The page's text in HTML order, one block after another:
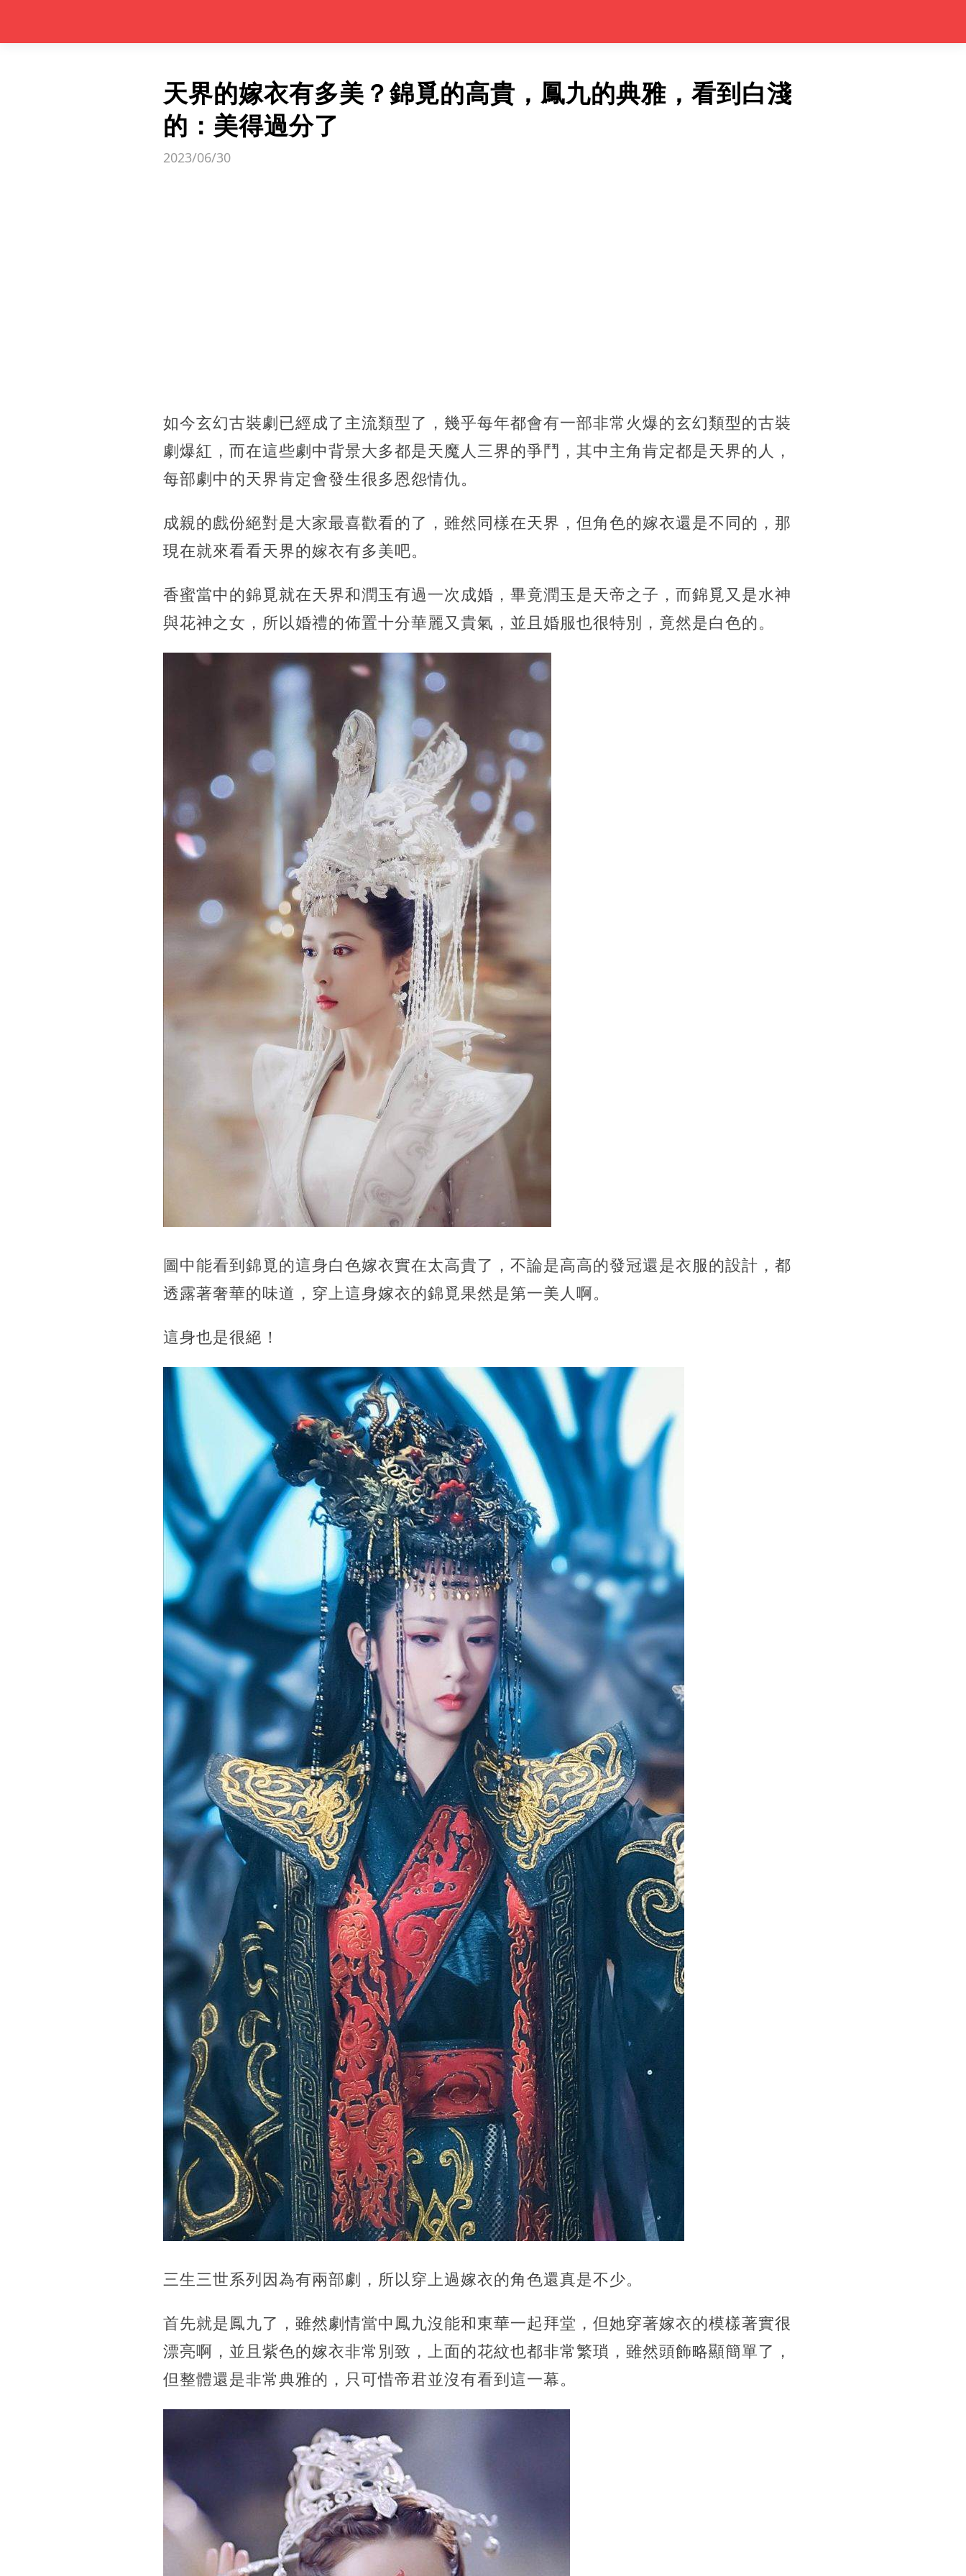
天界的嫁衣有多美？錦覓的高貴，鳳九的典雅，看到白淺
的：美得過分了
2023/06/30
如今玄幻古裝劇已經成了主流類型了，幾乎每年都會有一部非常火爆的玄幻類型的古裝
劇爆紅，而在這些劇中背景大多都是天魔人三界的爭鬥，其中主角肯定都是天界的人，
每部劇中的天界肯定會發生很多恩怨情仇。
成親的戲份絕對是大家最喜歡看的了，雖然同樣在天界，但角色的嫁衣還是不同的，那
現在就來看看天界的嫁衣有多美吧。
香蜜當中的錦覓就在天界和潤玉有過一次成婚， 畢竟潤玉是天帝之子，而錦覓又是水神
與花神之女，所以婚禮的佈置十分華麗又貴氣，並且婚服也很特別，竟然是白色的。
圖中能看到錦覓的這身白色嫁衣實在太高貴了，不論是高高的發冠還是衣服的設計，都
透露著奢華的味道，穿上這身嫁衣的錦覓果然是第一美人啊。
這身也是很絕！
三生三世系列因為有兩部劇，所以穿上過嫁衣的角色還真是不少。
首先就是鳳九了，雖然劇情當中鳳九沒能和東華一起拜堂，但她穿著嫁衣的模樣著實很
漂亮啊，並且紫色的嫁衣非常別致，上面的花紋也都非常繁瑣，雖然頭飾略顯簡單了，
但整體還是非常典雅的，只可惜帝君並沒有看到這一幕。